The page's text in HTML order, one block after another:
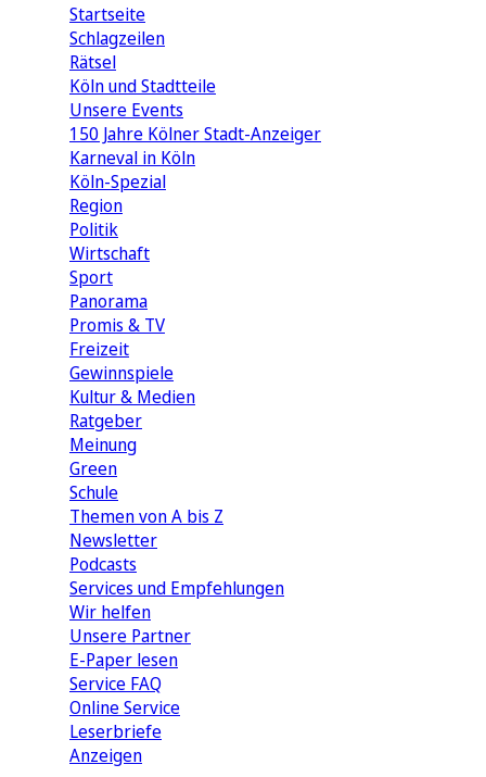
Startseite
Schlagzeilen
Rätsel
Köln und Stadtteile
Unsere Events
150 Jahre Kölner Stadt-Anzeiger
Karneval in Köln
Köln-Spezial
Region
Politik
Wirtschaft
Sport
Panorama
Promis & TV
Freizeit
Gewinnspiele
Kultur & Medien
Ratgeber
Meinung
Green
Schule
Themen von A bis Z
Newsletter
Podcasts
Services und Empfehlungen
Wir helfen
Unsere Partner
E-Paper lesen
Service FAQ
Online Service
Leserbriefe
Anzeigen